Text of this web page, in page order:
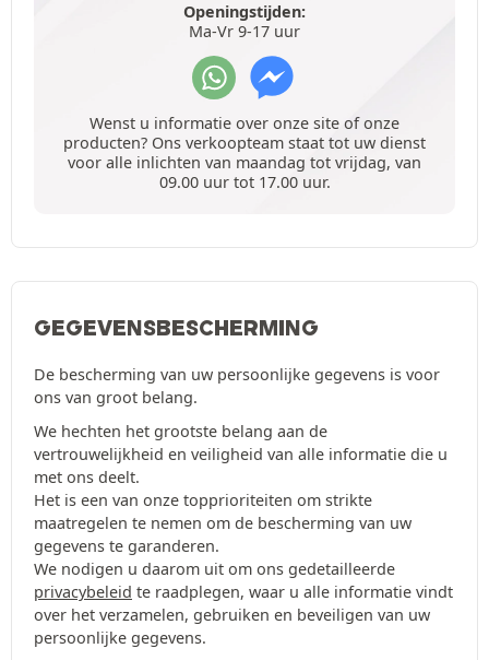
Openingstijden:
Ma-Vr 9-17 uur
Wenst u informatie over onze site of onze
producten? Ons verkoopteam staat tot uw dienst
voor alle inlichten van maandag tot vrijdag, van
09.00 uur tot 17.00 uur.
GEGEVENSBESCHERMING
De bescherming van uw persoonlijke gegevens is voor
ons van groot belang.
We hechten het grootste belang aan de
vertrouwelijkheid en veiligheid van alle informatie die u
met ons deelt.
Het is een van onze topprioriteiten om strikte
maatregelen te nemen om de bescherming van uw
gegevens te garanderen.
We nodigen u daarom uit om ons gedetailleerde
privacybeleid te raadplegen, waar u alle informatie vindt
over het verzamelen, gebruiken en beveiligen van uw
persoonlijke gegevens.